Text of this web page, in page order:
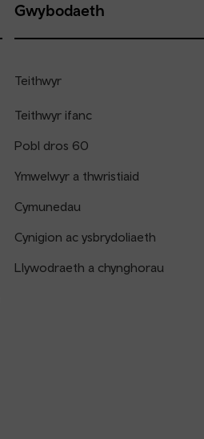
Gwybodaeth
Teithwyr
Teithwyr ifanc
Pobl dros 60
Ymwelwyr a thwristiaid
Cymunedau
Cynigion ac ysbrydoliaeth
Llywodraeth a chynghorau